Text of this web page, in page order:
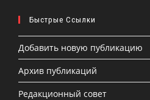
Быстрые Ссылки
Добавить новую публикацию
Архив публикаций
Редакционный совет